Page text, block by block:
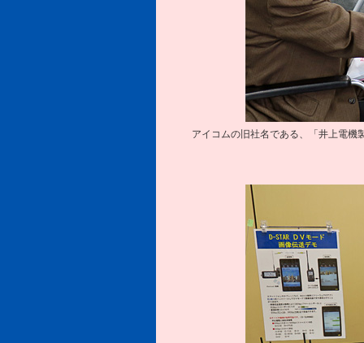
アイコムの旧社名である、「井上電機